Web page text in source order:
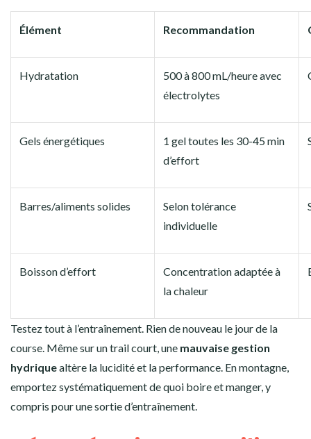
Élément Recommandation
Hydratation
500 à 800 mL/heure avec
électrolytes
Gels énergétiques
1 gel toutes les 30-45 min
d’effort
Barres/aliments solides
Selon tolérance
individuelle
Boisson d’effort
Concentration adaptée à
la chaleur
Testez tout à l’entraînement. Rien de nouveau le jour de la
course. Même sur un trail court, une mauvaise gestion
hydriquealtère la lucidité et la performance. En montagne,
emportez systématiquement de quoi boire et manger, y
compris pour une sortie d’entraînement.